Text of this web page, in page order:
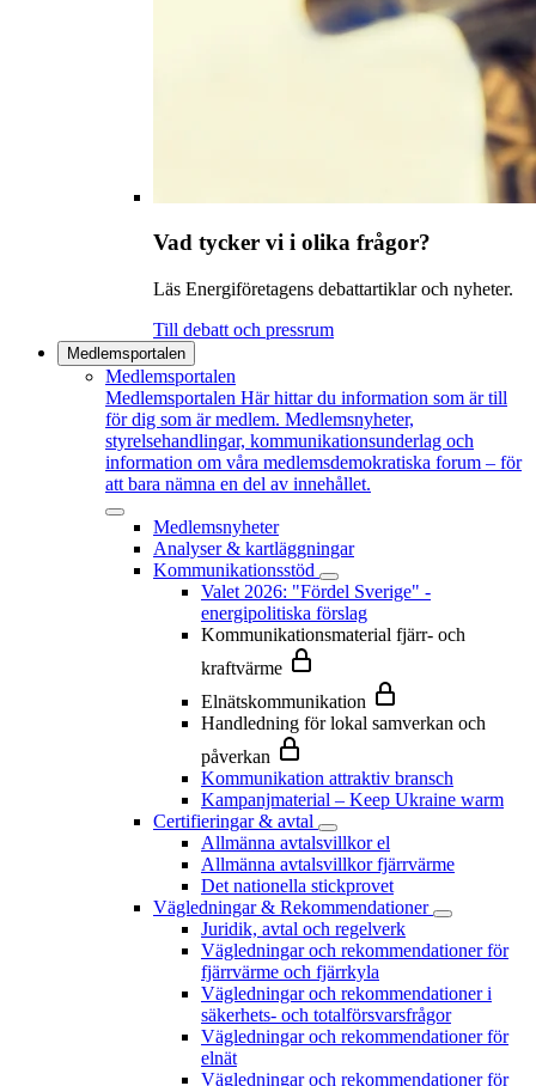
Vad tycker vi i olika frågor?
Läs Energiföretagens debattartiklar och nyheter.
Till debatt och pressrum
Medlemsportalen
Medlemsportalen
Medlemsportalen Här hittar du information som är till
för dig som är medlem. Medlemsnyheter,
styrelsehandlingar, kommunikationsunderlag och
information om våra medlemsdemokratiska forum – för
att bara nämna en del av innehållet.
Medlemsnyheter
Analyser & kartläggningar
Kommunikationsstöd
Valet 2026: "Fördel Sverige" -
energipolitiska förslag
Kommunikationsmaterial fjärr- och
kraftvärme
Elnätskommunikation
Handledning för lokal samverkan och
påverkan
Kommunikation attraktiv bransch
Kampanjmaterial – Keep Ukraine warm
Certifieringar & avtal
Allmänna avtalsvillkor el
Allmänna avtalsvillkor fjärrvärme
Det nationella stickprovet
Vägledningar & Rekommendationer
Juridik, avtal och regelverk
Vägledningar och rekommendationer för
fjärrvärme och fjärrkyla
Vägledningar och rekommendationer i
säkerhets- och totalförsvarsfrågor
Vägledningar och rekommendationer för
elnät
Vägledningar och rekommendationer för